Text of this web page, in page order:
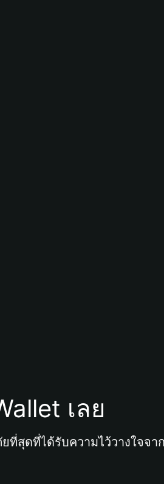
เลย
สุดที่ได้รับความไว้วางใจจ